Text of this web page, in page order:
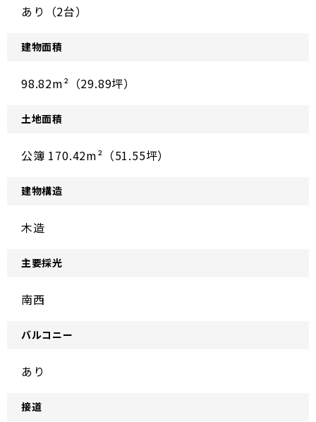
あり（2台）
建物面積
98.82m²（29.89坪）
土地面積
公簿 170.42m²（51.55坪）
建物構造
木造
主要採光
南西
バルコニー
あり
接道